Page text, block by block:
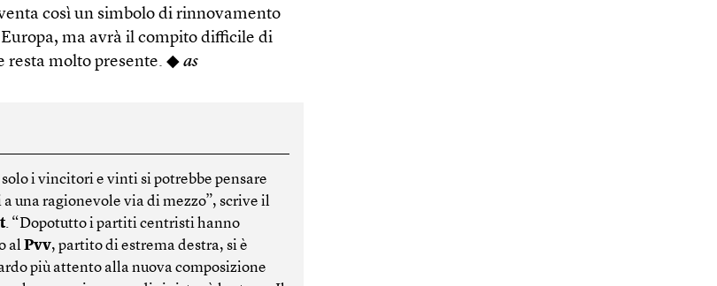
così un simbolo di rinnovamento
ma avrà il compito difficile di
resta molto presente. ◆as
i vincitori e vinti si potrebbe pensare
una ragionevole via di mezzo”, scrive il
. “Dopotutto i partiti centristi hanno
alPvv, partito di estrema destra, si è
più attento alla nuova composizione